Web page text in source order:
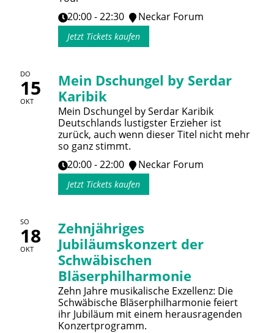
20:00 - 22:30
Neckar Forum
Jetzt Tickets kaufen
DO
15
OKT
Mein Dschungel by Serdar
Karibik
Mein Dschungel by Serdar Karibik
Deutschlands lustigster Erzieher ist
zurück, auch wenn dieser Titel nicht mehr
so ganz stimmt.
20:00 - 22:00
Neckar Forum
Jetzt Tickets kaufen
SO
18
OKT
Zehnjähriges
Jubiläumskonzert der
Schwäbischen
Bläserphilharmonie
Zehn Jahre musikalische Exzellenz: Die
Schwäbische Bläserphilharmonie feiert
ihr Jubiläum mit einem herausragenden
Konzertprogramm.